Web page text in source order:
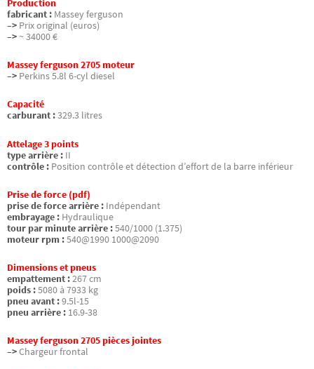
Production
fabricant : Massey ferguson
–> Prix original (euros)
–> ~ 34000 €
Massey ferguson 2705 moteur
–> Perkins 5.8l 6-cyl diesel
Capacité
carburant :329.3 litres
Attelage 3 points
type arrière : II
contrôle : Position contrôle et détection d’effort de la barre inférieur
Prise de force (pdf)
prise de force arrière : Indépendant
embrayage : Hydraulique
tour par minute arrière :540/1000 (1.375)
moteur rpm :540@1990 1000@2090
Dimensions et pneus
empattement :267 cm
poids :5080 à 7933 kg
pneu avant :9.5l-15
pneu arrière : 16.9-38
Massey ferguson 2705 pièces jointes
–>Chargeur frontal